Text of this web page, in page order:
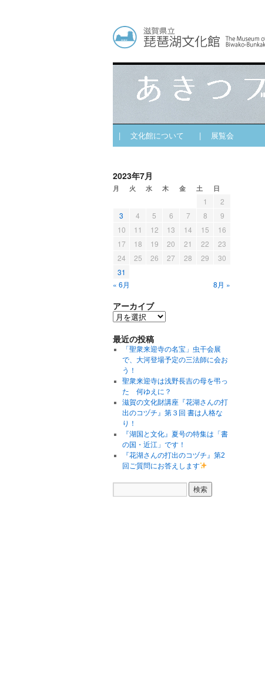
| 文化館について | 展覧会
2023年7月
月 火 水 木 金 土 日
« 6月 8月 »
1
2
3
4 5 6 7 8
9
10
11 12 13 14 15
16
17
18 19 20 21 22
23
24
25 26 27 28 29
30
31
アーカイブ
最近の投稿
「聖衆来迎寺の名宝」虫干会展
で、大河登場予定の三法師に会お
う！
聖衆来迎寺は浅野長吉の母を弔っ
た 何ゆえに？
滋賀の文化財講座『花湖さんの打
出のコヅチ』第３回 書は人格な
り！
『湖国と文化』夏号の特集は「書
の国・近江」です！
『花湖さんの打出のコヅチ』第2
回ご質問にお答えします